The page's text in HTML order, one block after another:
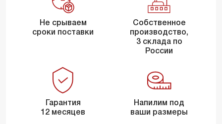
Не срываем
сроки поставки
Собственное
производство,
3 склада по
России
Гарантия
12 месяцев
Напилим под
ваши размеры